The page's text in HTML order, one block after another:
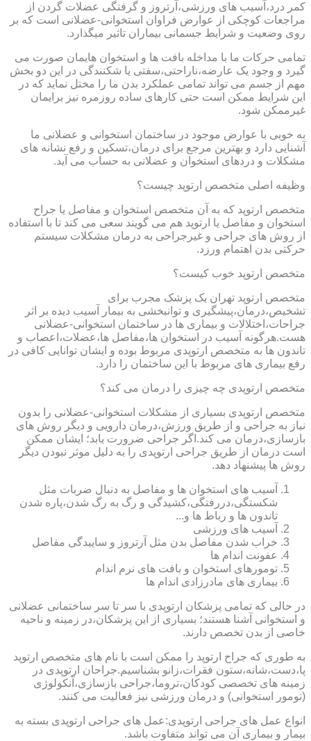
کمر درد،آسیب های ورزشی،آرتروز و گرفتگی عضلات گردن از
مراجعات کوچکی از عوارض فراوان استخوانی-عضلانی است که بر
روی وضعیت و شرایط جسمانی بیماران تاثیر میگذارد.
تمامی حرکات ما با مداخله بافت ها و استخوان هایمان صورت می
گیرد و وجود یک عارضه،ناراحتی،سفتی یا شکنندگی در این دو بخش
مهم از جسم می تواند تمامی عملکرد بدن ما را مختل نماید که در
این شرایط ممکن است حتی کارهای ساده روزمره نیز برایمان
غیرممکن شود.
به خوبی با عوارض موجود در ساختمان استخوانی و عضلانی ما
آشنایی دارد و بهترین مرجع برای درمان،تسکین و رفع نشانه های
مشکلات و دردهای استخوان و عضلانی به حساب می آید.
وظیفه اصلی متخصص ارتوپد چیست؟
متخصص ارتوپد که به آن متخصص استخوان و مفاصل یا جراح
استخوان و مفاصل یا ارتوپد هم می گویند سعی می کند تا با استفاده
از روش های جراحی و غیرجراحی به درمان مشکلات سیستم
حرکتی بدن اهتمام ورزد.
متخصص ارتوپد خوب کیست؟
متخصص ارتوپد تهران یک پزشک مجرب برای
تشخیص،درمان،پیشگیری و توانبخشی به بیمار آسیب دیده بر اثر
جراحات،اختلالات و بیماری ها در ساختمان استخوانی-عضلانی
هست.هرگونه آسیب در استخوان ها،مفاصل ها،عضلات،اعصاب و
تاندون ها به متخصص ارتوپدی مربوط بوده و ایشان توانایی کافی در
رفع بیماری های مربوط با این ساختمان را دارد.
متخصص ارتوپدی چه چیزی را درمان می کند؟
متخصص ارتوپدی بسیاری از مشکلات استخوانی-عضلانی را بدون
نیاز به جراحی و از طریق ورزش،درمان دارویی و دیگر روش های
بازسازی،درمان می کند.اگر جراحی ضرورت یابد؛ ایشان ممکن
است درمان از طریق جراحی ارتوپدی را به دلیل موثر نبودن دیگر
روش ها پیشنهاد دهد.
آسیب های استخوان ها و مفاصل به دنبال ضربات مثل
شکستگی،دررفتگی،کشیدگی و رگ به رگ شدن،پاره شدن
تاندون ها و رباط ها و...
آسیب های ورزشی
خراب شدن مفاصل بدن مثل آرتروز و ساییدگی مفاصل
عفونت اندام ها
تومورهای استخوان و بافت های نرم اندام
بیماری های مادرزادی اندام ها
در حالی که تمامی پزشکان ارتوپدی با سر تا سر ساختمانی عضلانی
و استخوانی آشنا هستند؛ بسیاری از این پزشکان،در زمینه و ناحیه
خاصی از بدن تخصص دارند.
به طوری که جراح ارتوپد را ممکن است با نام های متخصص ارتوپد
پا،دست،شانه،ستون فقرات،زانو بشناسیم.جراحان ارتوپدی در
زمینه های تخصصی کودکان،تروما،جراحی بازسازی،آنکولوژی
(تومور استخوانی) و درمان ورزشی نیز فعالیت می کنند.
انواع عمل های جراحی ارتوپدی:عمل های جراحی ارتوپدی بسته به
بیمار و بیماری آن می تواند متفاوت باشد.